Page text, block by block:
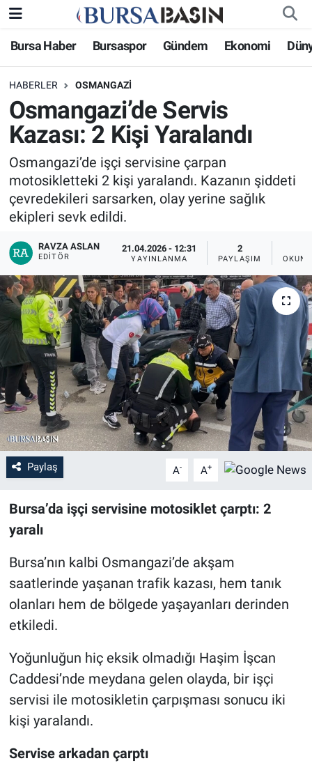
Bursa Haber Bursaspor Gündem Ekonomi
HABERLER OSMANGAZI
Osmangazi’de Servis
Kazası: 2 Kişi Yaralandı
Osmangazi’de işçi servisine çarpan
motosikletteki 2 kişi yaralandı. Kazanın şiddeti
çevredekileri sarsarken, olay yerine sağlık
ekipleri sevk edildi.
RAVZA ASLAN
EDITÖR
21.04.2026 - 12:31
YAYINLANMA
2
PAYLAŞIM
Paylaş A- A+
Bursa’da işçi servisine motosiklet çarptı: 2
yaralı
Bursa’nın kalbi Osmangazi’de akşam
saatlerinde yaşanan trafik kazası, hem tanık
olanları hem de bölgede yaşayanları derinden
etkiledi.
Yoğunluğun hiç eksik olmadığı Haşim İşcan
Caddesi’nde meydana gelen olayda, bir işçi
servisi ile motosikletin çarpışması sonucu iki
kişi yaralandı.
Servise arkadan çarptı
Bursa Haber
Genel
Bilim, Teknoloji
KÜLTÜR-SANAT
Gündem
Sağlık
Eğitim
Ekonomi
Dünya
Teknoloji
Magazin
Yaşam
Spor
Nöbetçi Eczaneler
Bursa Nöbetçi Eczaneler
Bursa Hava Durumu
Bursa Namaz Vakitleri
Bursa Trafik Yoğunluk Haritası
Süper Lig Puan Durumu ve Fikstür
Haber Arşivi